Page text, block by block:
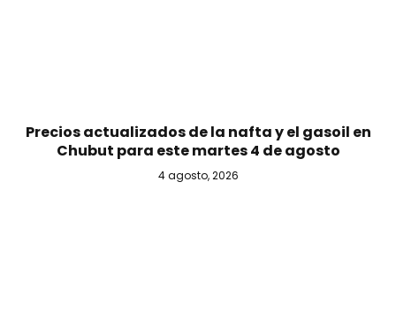
Precios actualizados de la nafta y el gasoil en
Chubut para este martes 4 de agosto
4 agosto, 2026